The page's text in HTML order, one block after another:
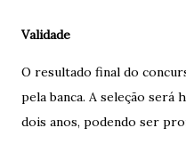
Validade
O resultado final do
pela banca. A seleção será
dois anos, podendo ser